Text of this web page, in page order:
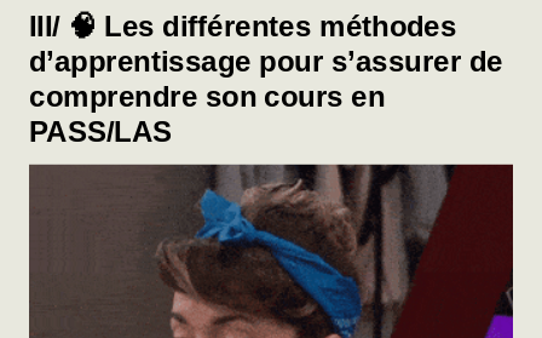
III/ 🧠 Les différentes méthodes
d’apprentissage pour s’assurer de
comprendre son cours en
PASS/LAS